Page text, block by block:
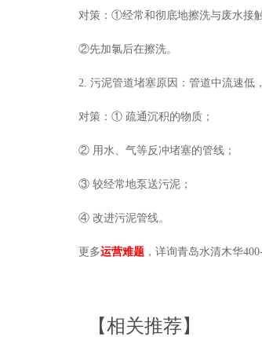
对策： ①经常和彻底地擦洗与废水接
②先加氯后在擦洗。
2. 污泥管道堵塞原因：管道中流速低
对策： ① 疏通沉积的物质；
② 用水、气等反冲堵塞的管线；
③ 较经常地泵送污泥；
④ 改进污泥管线。
更多运营难题 ，详询青岛水清木华
【相关推荐】